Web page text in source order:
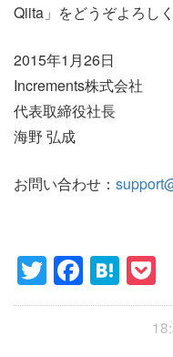
Qiita」をどうぞよろし
2015年1月26日
Increments株式会社
代表取締役社長
海野 弘成
お問い合わせ：
Twitter